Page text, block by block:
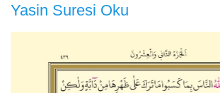
Yasin Suresi Oku